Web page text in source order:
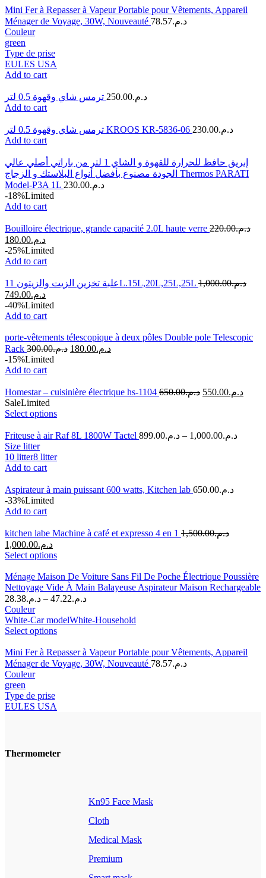
Mini Fer à Repasser à Vapeur Portable pour Vêtements, Appareil
Ménager de Voyage, 30W, Nouveauté
د.م.78.57
Couleur
green
Type de prise
EULES USA
Add to cart
د.م.250.00
Add to cart
ترمس شاي وقهوة 0.5 لتر KROOS KR-5836-06 د.م.230.00
Add to cart
إبريق حافظ للحرارة للقهوة و الشاي 1 لتر من باراتي أصلي عالي
الجودة مصنوع بأفضل أنواع البلاستك و الزجاج Thermos PARATI
Model-P3A 1L
د.م.230.00
-18%Limited
Add to cart
Bouilloire électrique, grande capacité 2.0L haute verre د.م.220.00
د.م.180.00
-25%Limited
Add to cart
علبة تخزين الزيت والزيتون 11L.15L,20L,25L,25L د.م.1,000.00
د.م.749.00
-40%Limited
Add to cart
porte-vêtements télescopique à deux pôles Double pole Telescopic
Rack
د.م.300.00 د.م.180.00
-15%Limited
Add to cart
Homestar – cuisinière électrique hs-1104 د.م.650.00 د.م.550.00
SaleLimited
Select options
Friteuse à air Raf 8L 1800W Tactel د.م.899.00 – د.م.1,000.00
Size litter
10 litter8 litter
Add to cart
Aspirateur à main puissant 600 watts, Kitchen lab د.م.650.00
-33%Limited
Add to cart
kitchen labe Machine à café et expresso 4 en 1 د.م.1,500.00
د.م.1,000.00
Select options
Ménage Maison De Voiture Sans Fil De Poche Électrique Poussière
Nettoyage Vide À Main Balayeuse Aspirateur Maison Rechargeable
د.م.28.38 – د.م.47.22
Couleur
White-Car modelWhite-Household
Select options
Mini Fer à Repasser à Vapeur Portable pour Vêtements, Appareil
Ménager de Voyage, 30W, Nouveauté
د.م.78.57
Couleur
green
Type de prise
EULES USA
Thermometer
Kn95 Face Mask
Cloth
Medical Mask
Premium